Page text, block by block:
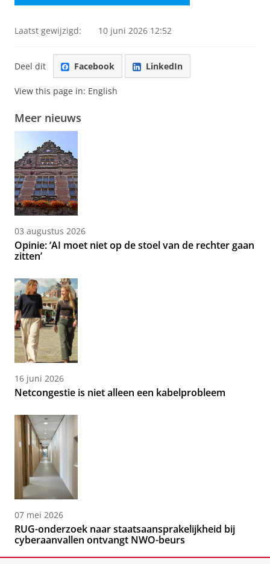
Laatst gewijzigd: 10 juni 2026 12:52
Deel dit Facebook LinkedIn
View this page in: English
Meer nieuws
03 augustus 2026
Opinie: ‘AI moet niet op de stoel van de rechter gaan
zitten’
16 juni 2026
Netcongestie is niet alleen een kabelprobleem
07 mei 2026
RUG-onderzoek naar staatsaansprakelijkheid bij
cyberaanvallen ontvangt NWO-beurs